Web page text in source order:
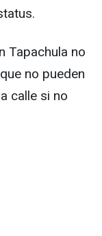
Tapachula no
no pueden
calle si no